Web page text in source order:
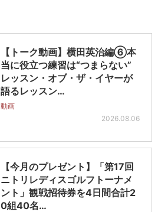
【トーク動画】横田英治編⑥本
当に役立つ練習は“つまらない”
レッスン・オブ・ザ・イヤーが
語るレッスン…
動画
2026.08.06
【今月のプレゼント】「第17回
ニトリレディスゴルフトーナメ
ント」観戦招待券を4日間合計2
0組40名…